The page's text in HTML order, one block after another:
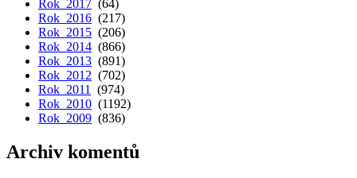
Rok 2017 (64)
Rok 2016 (217)
Rok 2015 (206)
Rok 2014 (866)
Rok 2013 (891)
Rok 2012 (702)
Rok 2011
(974)
Rok 2010 (1192)
Rok 2009 (836)
Archiv komentů